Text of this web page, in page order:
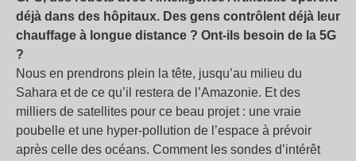
déjà dans des hôpitaux. Des gens contrôlent déjà leur
chauffage à longue distance ? Ont-ils besoin de la 5G
?
Nous en prendrons plein la tête, jusqu’au milieu du
Sahara et de ce qu’il restera de l’Amazonie. Et des
milliers de satellites pour ce beau projet : une vraie
poubelle et une hyper-pollution de l’espace à prévoir
après celle des océans. Comment les sondes d’intérêt